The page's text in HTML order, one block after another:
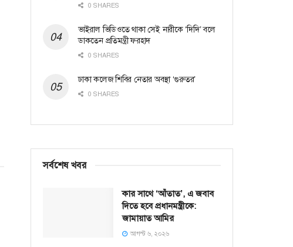
0 SHARES
ভাইরাল ভিডিওতে থাকা সেই নারীকে ‘দিদি’ বলে
ডাকতেন প্রতিমন্ত্রী ফরহাদ
0 SHARES
ঢাকা কলেজ শিবির নেতার অবস্থা ‘গুরুতর’
0 SHARES
সর্বশেষ খবর
কার সাথে ‘আঁতাত’, এ জবাব
দিতে হবে প্রধানমন্ত্রীকে:
জামায়াত আমির
আগস্ট ৬, ২০২৬